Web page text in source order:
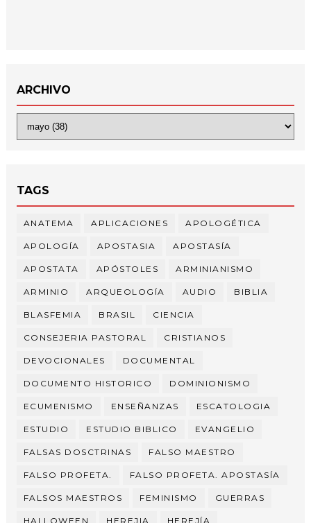
ARCHIVO
TAGS
ANATEMA APLICACIONES APOLOGÉTICA
APOLOGÍA APOSTASIA APOSTASÍA
APOSTATA APÓSTOLES ARMINIANISMO
ARMINIO ARQUEOLOGÍA AUDIO BIBLIA
BLASFEMIA BRASIL CIENCIA
CONSEJERIA PASTORAL CRISTIANOS
DEVOCIONALES DOCUMENTAL
DOCUMENTO HISTORICO DOMINIONISMO
ECUMENISMO ENSEÑANZAS ESCATOLOGIA
ESTUDIO ESTUDIO BIBLICO EVANGELIO
FALSAS DOSCTRINAS FALSO MAESTRO
FALSO PROFETA. FALSO PROFETA. APOSTASÍA
FALSOS MAESTROS FEMINISMO GUERRAS
HALLOWEEN HEREJIA HEREJÍA